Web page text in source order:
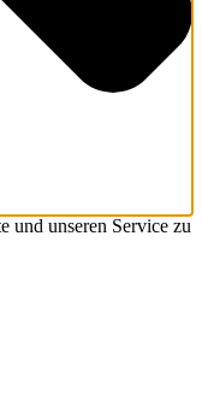
und unseren Service zu